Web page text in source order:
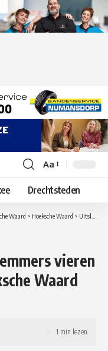
Lettergrootte
aanpassen
Aa
Drechtsteden
Waard > Hoeksche Waard > Uitslag poll: Meeste stemmers vieren Koningsdag in de Hoeksche Waard en niet in Dordrecht
vieren
Waard
1 min lezen